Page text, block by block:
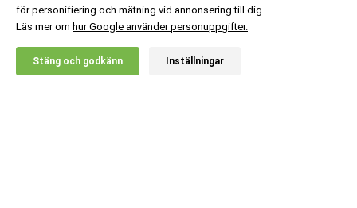
20% RABATT!
X
för personifiering och mätning vid annonsering till dig.
Läs mer om hur Google använder personuppgifter.
Stäng och godkänn Inställningar